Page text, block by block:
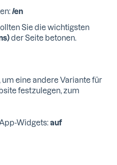
/en
Sie die wichtigsten
der Seite betonen.
eine andere Variante für
festzulegen, zum
Widgets:auf